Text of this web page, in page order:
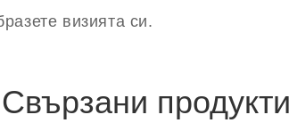
визията си.
Свързани продукти